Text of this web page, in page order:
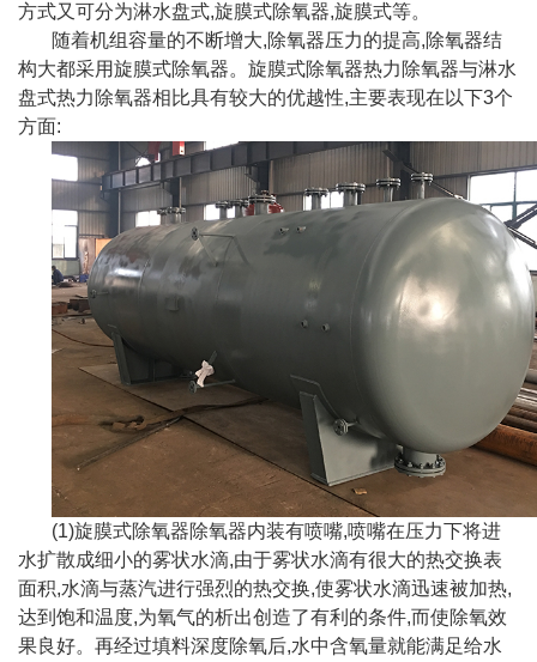
方式又可分为淋水盘式,旋膜式除氧器,旋膜式等。
随着机组容量的不断增大,除氧器压力的提高,除氧器结
构大都采用旋膜式除氧器。旋膜式除氧器热力除氧器与淋水
盘式热力除氧器相比具有较大的优越性,主要表现在以下3个
方面:
(1)旋膜式除氧器除氧器内装有喷嘴,喷嘴在压力下将进
水扩散成细小的雾状水滴,由于雾状水滴有很大的热交换表
面积,水滴与蒸汽进行强烈的热交换,使雾状水滴迅速被加热,
达到饱和温度,为氧气的析出创造了有利的条件,而使除氧效
果良好。再经过填料深度除氧后,水中含氧量就能满足给水